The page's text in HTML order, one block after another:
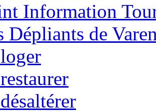
Information
Dépliants de